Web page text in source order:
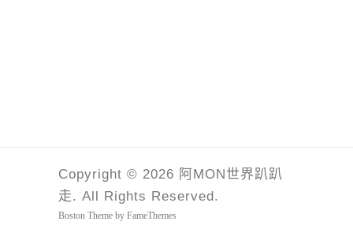
Copyright © 2026 阿MON世界趴趴
走. All Rights Reserved.
Boston Theme by FameThemes